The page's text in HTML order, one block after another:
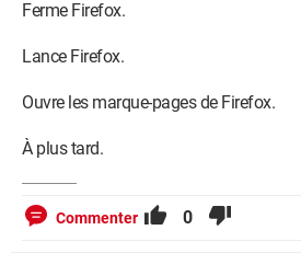
Ferme Firefox.
Lance Firefox.
Ouvre les marque-pages de Firefox.
À plus tard.
Commenter 0